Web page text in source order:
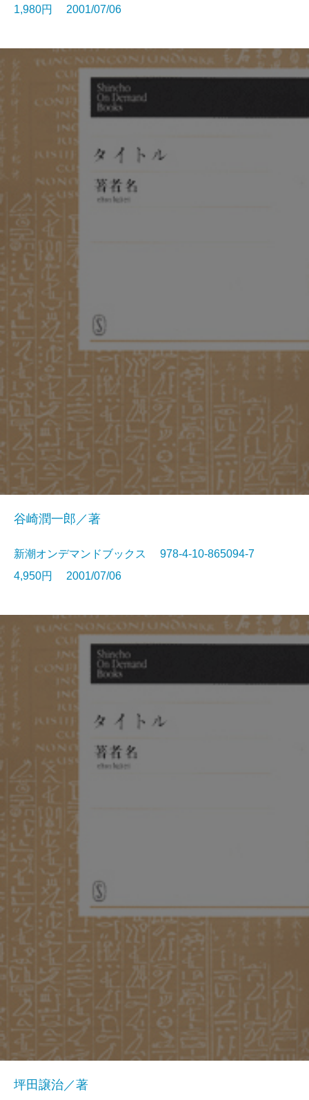
1,980円 2001/07/06
谷崎潤一郎／著
新潮オンデマンドブックス 978-4-10-865094-7
4,950円 2001/07/06
坪田譲治／著